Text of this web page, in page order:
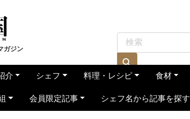
ガジン
介 シェフ 料理・レシピ 食材
会員限定記事 シェフ名から記事を探す